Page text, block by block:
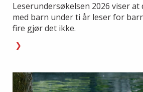
Leserundersøkelsen 2026 viser
med barn under ti år leser for
fire gjør det ikke.